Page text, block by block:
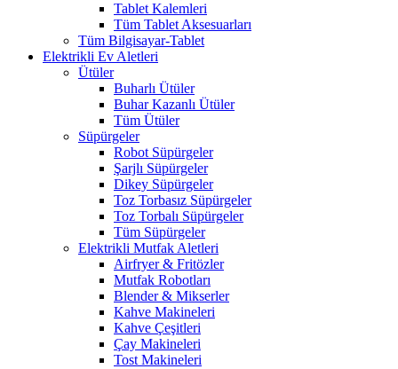
Tablet Kalemleri
Tüm Tablet Aksesuarları
Tüm Bilgisayar-Tablet
Elektrikli Ev Aletleri
Ütüler
Buharlı Ütüler
Buhar Kazanlı Ütüler
Tüm Ütüler
Süpürgeler
Robot Süpürgeler
Şarjlı Süpürgeler
Dikey Süpürgeler
Toz Torbasız Süpürgeler
Toz Torbalı Süpürgeler
Tüm Süpürgeler
Elektrikli Mutfak Aletleri
Airfryer & Fritözler
Mutfak Robotları
Blender & Mikserler
Kahve Makineleri
Kahve Çeşitleri
Çay Makineleri
Tost Makineleri